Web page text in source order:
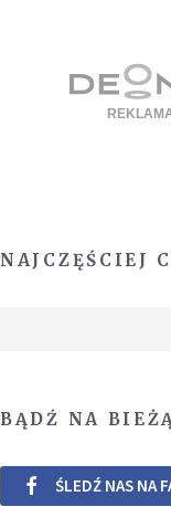
NAJCZĘŚCIEJ
BĄDŹ NA
ŚLEDŹ NAS NA